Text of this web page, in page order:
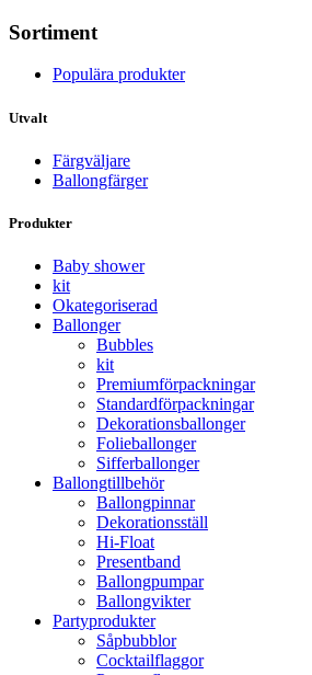
Sortiment
Populära produkter
Utvalt
Färgväljare
Ballongfärger
Produkter
Baby shower
kit
Okategoriserad
Ballonger
Bubbles
kit
Premium­förpackningar
Standard­­förpackningar
Dekorations­ballonger
Folie­­­ballonger
Siffer­­ballonger
Ballong­tillbehör
Ballongpinnar
Dekorationsställ
Hi-Float
Presentband
Ballongpumpar
Ballong­vikter
Party­­produkter
Såpbubblor
Cocktail­flaggor